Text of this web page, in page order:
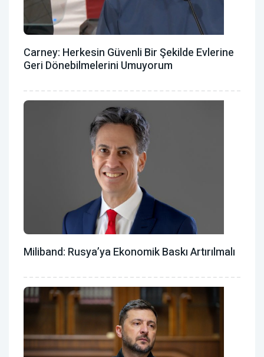
Carney: Herkesin Güvenli Bir Şekilde Evlerine
Geri Dönebilmelerini Umuyorum
Miliband: Rusya’ya Ekonomik Baskı Artırılmalı